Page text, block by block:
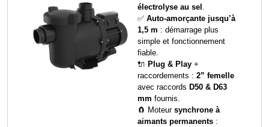
électrolyse au sel .
✅ Auto-amorçante jusqu’à
1,5 m : démarrage plus
simple et fonctionnement
fiable.
🔌 Plug & Play +
raccordements : 2” femelle
avec raccords D50 & D63
mm fournis.
🧲 Moteur synchrone à
aimants permanents :